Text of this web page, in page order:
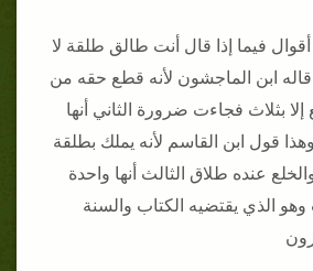
فيما إذا قال أنت طالق طلقة لا
قاله ابن الماجشون لأنه قطع حقه من
بثلاث فجاءت ضرورة الثاني أنها
قول ابن القاسم لأنه يملك بطلقة
عنده طلاق الثالث أنها واحدة
الذي يقتضيه الكتاب والسنة